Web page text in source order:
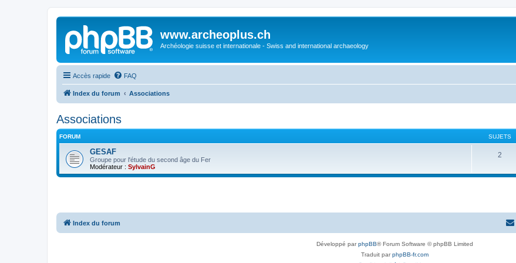
www.archeoplus.ch
Archéologie suisse et internationale - Swiss and international archaeology
Accès rapide FAQ
Index du forum Associations
Associations
FORUM SUJETS
GESAF
Groupe pour l'étude du second âge du Fer
Modérateur : SylvainG
2
Index du forum
Développé parphpBB® Forum Software © phpBB Limited
Traduit parphpBB-fr.com